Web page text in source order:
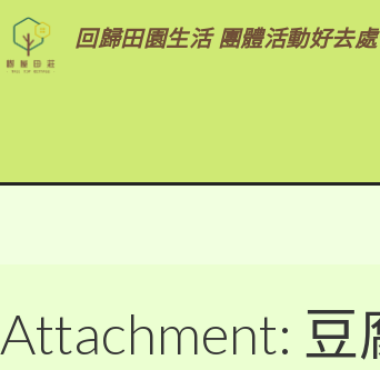
回歸田園生活 團體活動好去處
Attachment: 豆